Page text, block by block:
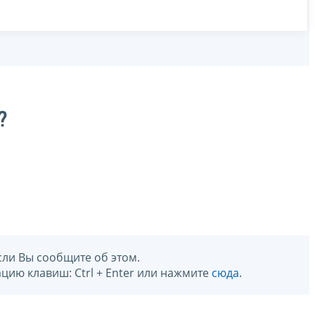
Вы сообщите об этом.
клавиш: Ctrl + Enter или нажмите сюда.